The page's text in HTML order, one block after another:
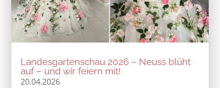
Landesgartenschau 2026 – Neuss blüht
auf – und wir feiern mit!
20.04.2026